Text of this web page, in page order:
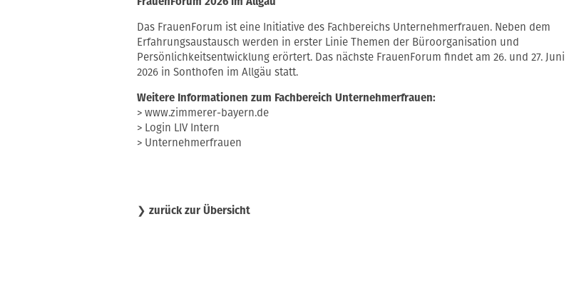
Das FrauenForum ist eine Initiative des Fachbereichs Unternehmerfrauen. Neben dem
Erfahrungsaustausch werden in erster Linie Themen der Büroorganisation und
Persönlichkeitsentwicklung erörtert. Das nächste FrauenForum findet am 26. und 27. Juni
2026 in Sonthofen im Allgäu statt.
Weitere Informationen zum Fachbereich Unternehmerfrauen:
> www.zimmerer-bayern.de
> Login LIV Intern
> Unternehmerfrauen
❯ zurück zur Übersicht